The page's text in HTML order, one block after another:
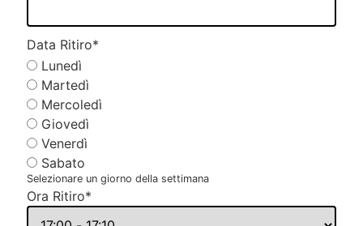
Data Ritiro*
Lunedì
Martedì
Mercoledì
Giovedì
Venerdì
Sabato
Selezionare un giorno della settimana
Ora Ritiro*